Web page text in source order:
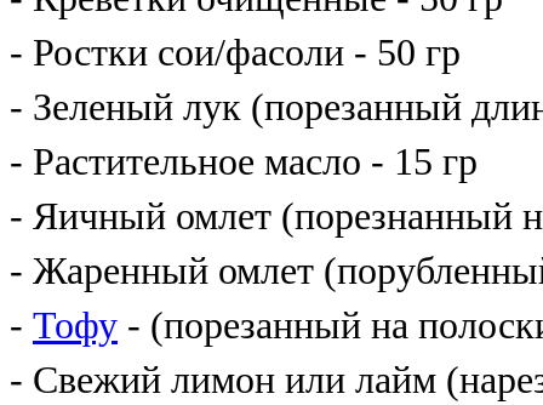
- Ростки сои/фасоли - 50 гр
- Зеленый лук (порезанный
- Растительное масло - 15 гр
- Яичный омлет (порезнанный
- Жаренный омлет
- Тофу - (порезанный на
- Свежий лимон или лайм